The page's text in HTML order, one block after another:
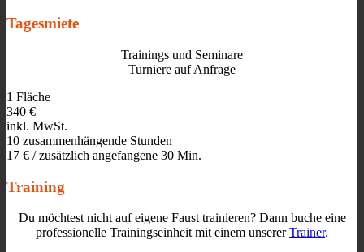
Tagesmiete
Trainings und Seminare
Turniere auf Anfrage
1 Fläche
340 €
inkl. MwSt.
10 zusammenhängende Stunden
17 € / zusätzlich angefangene 30 Min.
Training
Du möchtest nicht auf eigene Faust trainieren? Dann buche eine
professionelle Trainingseinheit mit einem unsererTrainer.